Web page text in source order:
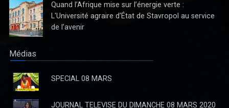
La Direction du Journal "Avenir" ne reconnaît pas la parution
du quotidien de jeudi 03 Octobre 2024
La Direction du Journal "Avenir" ne reconnaît pas la parution du
Quand l’Afrique mise sur l’énergie verte :
L'Université agraire d'État de Stavropol au service
de l’avenir
Médias
SPECIAL 08 MARS
JOURNAL TELEVISE DU DIMANCHE 08 MARS 2020